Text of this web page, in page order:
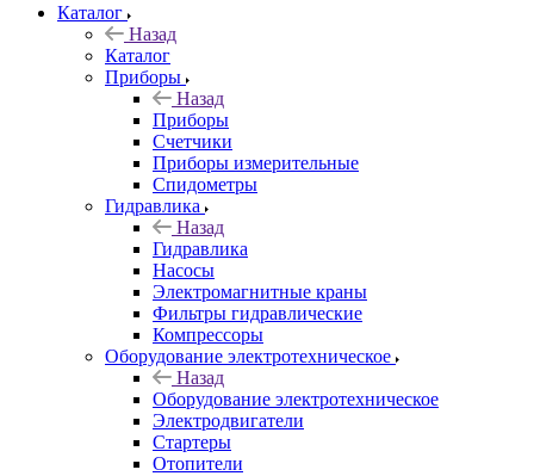
Каталог
Назад
Каталог
Приборы
Назад
Приборы
Счетчики
Приборы измерительные
Спидометры
Гидравлика
Назад
Гидравлика
Насосы
Электромагнитные краны
Фильтры гидравлические
Компрессоры
Оборудование электротехническое
Назад
Оборудование электротехническое
Электродвигатели
Стартеры
Отопители